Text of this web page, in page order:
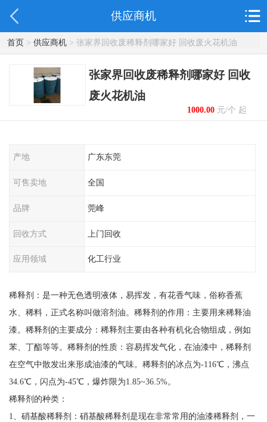
供应商机
首页> 供应商机> 张家界回收废稀释剂哪家好 回收废火花机油
张家界回收废稀释剂哪家好 回收
废火花机油
1000.00元/个 起
产地 广东东莞
可售卖地 全国
品牌 莞峰
回收方式 上门回收
应用领域 化工行业
稀释剂：是一种无色透明液体，易挥发，有花香气味，俗称香蕉
水、稀料，正式名称叫做溶剂油。稀释剂的作用：主要用来稀释油
漆。稀释剂的主要成分：稀释剂主要由各种有机化合物组成，例如
苯、丁酯等等。稀释剂的性质：容易挥发气化，在油漆中，稀释剂
在空气中散发出来形成油漆的气味。稀释剂的冰点为-116℃，沸点
34.6℃，闪点为-45℃，爆炸限为1.85~36.5%。
稀释剂的种类：
1、硝基酸稀释剂：硝基酸稀释剂是现在非常常用的油漆稀释剂，一